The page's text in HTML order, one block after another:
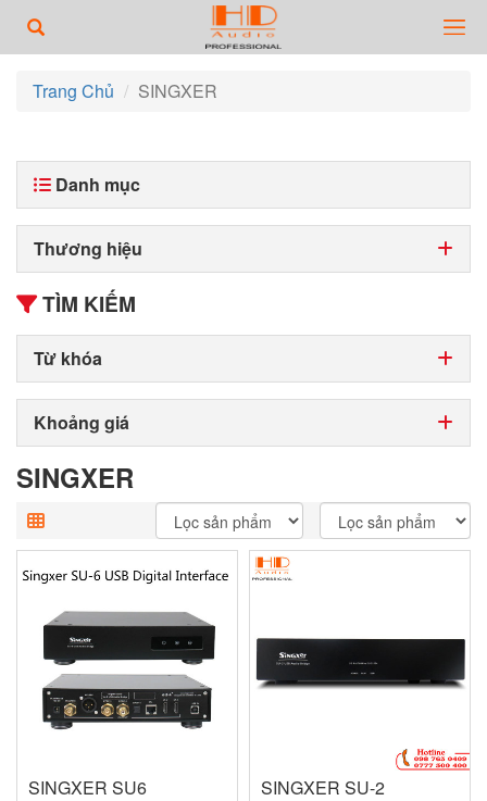
Trang Chủ SINGXER
Danh mục
Thương hiệu
TÌM KIẾM
Từ khóa
Khoảng giá
SINGXER
SINGXER SU6 SINGXER SU-2